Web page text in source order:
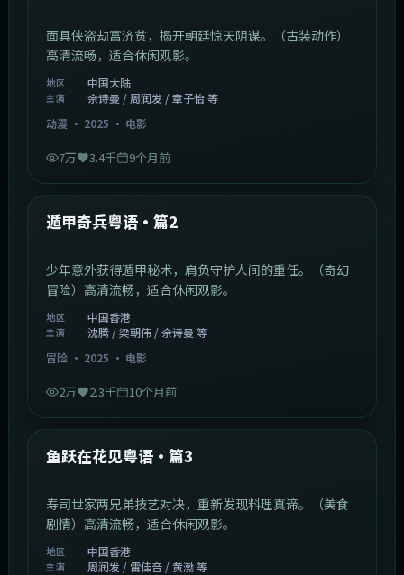
面具侠盗劫富济贫，揭开朝廷惊天阴谋。（古装动作）
高清流畅，适合休闲观影。
地区 中国大陆
主演
佘诗曼 / 周润发 / 章子怡 等
动漫 · 2025 · 电影
7万 3.4千 9个月前
最新
遁甲奇兵粤语·篇2
少年意外获得遁甲秘术，肩负守护人间的重任。（奇幻
冒险）高清流畅，适合休闲观影。
地区 中国香港
主演
沈腾 / 梁朝伟 / 佘诗曼 等
冒险· 2025 · 电影
2万 2.3千 10个月前
最新
鱼跃在花见粤语·篇3
寿司世家两兄弟技艺对决，重新发现料理真谛。（美食
剧情）高清流畅，适合休闲观影。
地区 中国香港
主演
周润发 / 雷佳音 / 黄渤 等